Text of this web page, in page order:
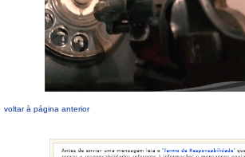
voltar à página anterior